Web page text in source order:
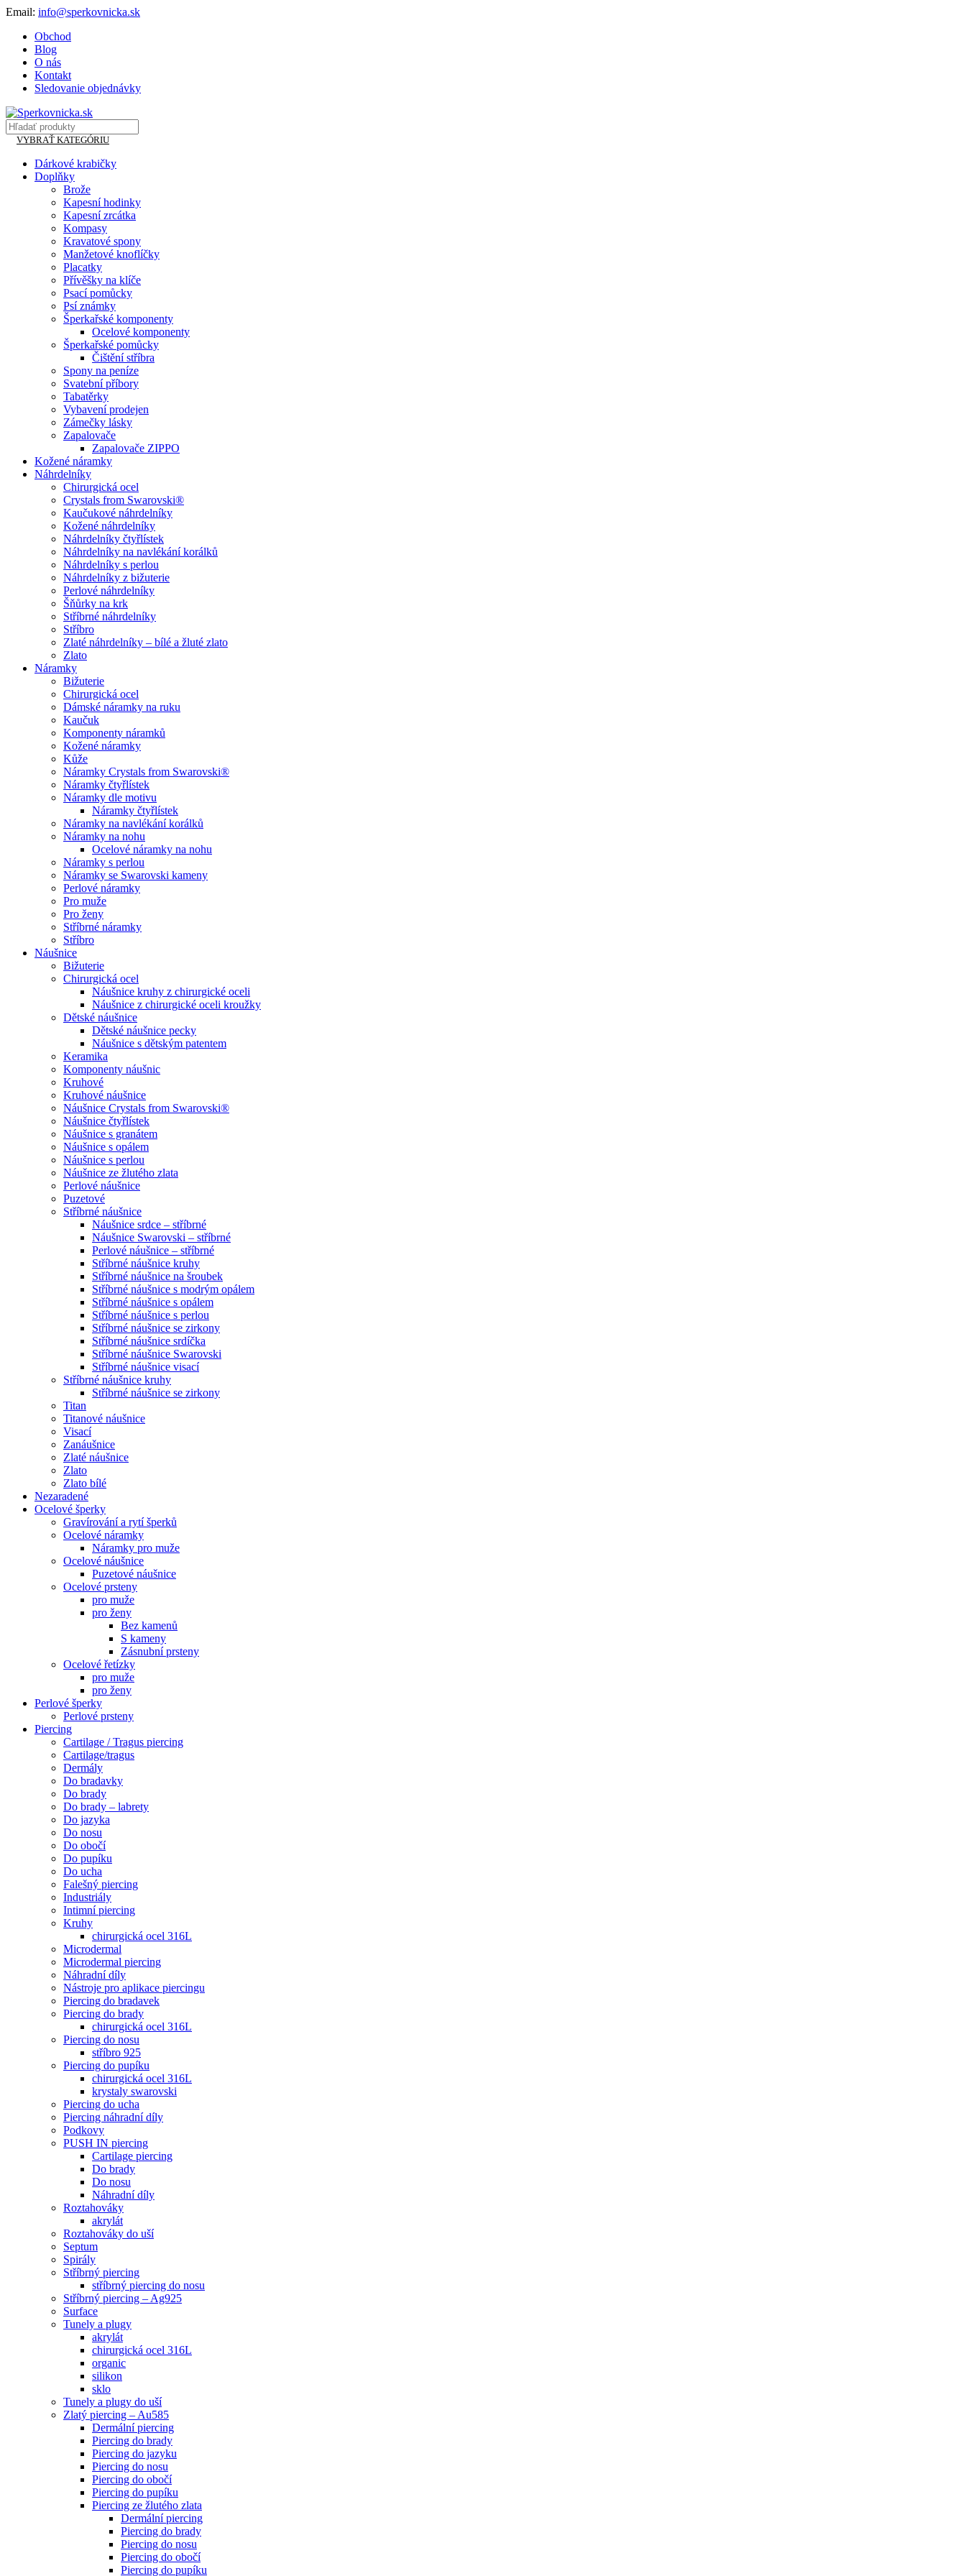
Email: info@sperkovnicka.sk
Obchod
Blog
O nás
Kontakt
Sledovanie objednávky
VYBRAŤ KATEGÓRIU
Dárkové krabičky
Doplňky
Brože
Kapesní hodinky
Kapesní zrcátka
Kompasy
Kravatové spony
Manžetové knoflíčky
Placatky
Přívěšky na klíče
Psací pomůcky
Psí známky
Šperkařské komponenty
Ocelové komponenty
Šperkařské pomůcky
Čištění stříbra
Spony na peníze
Svatební příbory
Tabatěrky
Vybavení prodejen
Zámečky lásky
Zapalovače
Zapalovače ZIPPO
Kožené náramky
Náhrdelníky
Chirurgická ocel
Crystals from Swarovski®
Kaučukové náhrdelníky
Kožené náhrdelníky
Náhrdelníky čtyřlístek
Náhrdelníky na navlékání korálků
Náhrdelníky s perlou
Náhrdelníky z bižuterie
Perlové náhrdelníky
Šňůrky na krk
Stříbrné náhrdelníky
Stříbro
Zlaté náhrdelníky – bílé a žluté zlato
Zlato
Náramky
Bižuterie
Chirurgická ocel
Dámské náramky na ruku
Kaučuk
Komponenty náramků
Kožené náramky
Kůže
Náramky Crystals from Swarovski®
Náramky čtyřlístek
Náramky dle motivu
Náramky čtyřlístek
Náramky na navlékání korálků
Náramky na nohu
Ocelové náramky na nohu
Náramky s perlou
Náramky se Swarovski kameny
Perlové náramky
Pro muže
Pro ženy
Stříbrné náramky
Stříbro
Náušnice
Bižuterie
Chirurgická ocel
Náušnice kruhy z chirurgické oceli
Náušnice z chirurgické oceli kroužky
Dětské náušnice
Dětské náušnice pecky
Náušnice s dětským patentem
Keramika
Komponenty náušnic
Kruhové
Kruhové náušnice
Náušnice Crystals from Swarovski®
Náušnice čtyřlístek
Náušnice s granátem
Náušnice s opálem
Náušnice s perlou
Náušnice ze žlutého zlata
Perlové náušnice
Puzetové
Stříbrné náušnice
Náušnice srdce – stříbrné
Náušnice Swarovski – stříbrné
Perlové náušnice – stříbrné
Stříbrné náušnice kruhy
Stříbrné náušnice na šroubek
Stříbrné náušnice s modrým opálem
Stříbrné náušnice s opálem
Stříbrné náušnice s perlou
Stříbrné náušnice se zirkony
Stříbrné náušnice srdíčka
Stříbrné náušnice Swarovski
Stříbrné náušnice visací
Stříbrné náušnice kruhy
Stříbrné náušnice se zirkony
Titan
Titanové náušnice
Visací
Zanáušnice
Zlaté náušnice
Zlato
Zlato bílé
Nezaradené
Ocelové šperky
Gravírování a rytí šperků
Ocelové náramky
Náramky pro muže
Ocelové náušnice
Puzetové náušnice
Ocelové prsteny
pro muže
pro ženy
Bez kamenů
S kameny
Zásnubní prsteny
Ocelové řetízky
pro muže
pro ženy
Perlové šperky
Perlové prsteny
Piercing
Cartilage / Tragus piercing
Cartilage/tragus
Dermály
Do bradavky
Do brady
Do brady – labrety
Do jazyka
Do nosu
Do obočí
Do pupíku
Do ucha
Falešný piercing
Industriály
Intimní piercing
Kruhy
chirurgická ocel 316L
Microdermal
Microdermal piercing
Náhradní díly
Nástroje pro aplikace piercingu
Piercing do bradavek
Piercing do brady
chirurgická ocel 316L
Piercing do nosu
stříbro 925
Piercing do pupíku
chirurgická ocel 316L
krystaly swarovski
Piercing do ucha
Piercing náhradní díly
Podkovy
PUSH IN piercing
Cartilage piercing
Do brady
Do nosu
Náhradní díly
Roztahováky
akrylát
Roztahováky do uší
Septum
Spirály
Stříbrný piercing
stříbrný piercing do nosu
Stříbrný piercing – Ag925
Surface
Tunely a plugy
akrylát
chirurgická ocel 316L
organic
silikon
sklo
Tunely a plugy do uší
Zlatý piercing – Au585
Dermální piercing
Piercing do brady
Piercing do jazyku
Piercing do nosu
Piercing do obočí
Piercing do pupíku
Piercing ze žlutého zlata
Dermální piercing
Piercing do brady
Piercing do nosu
Piercing do obočí
Piercing do pupíku